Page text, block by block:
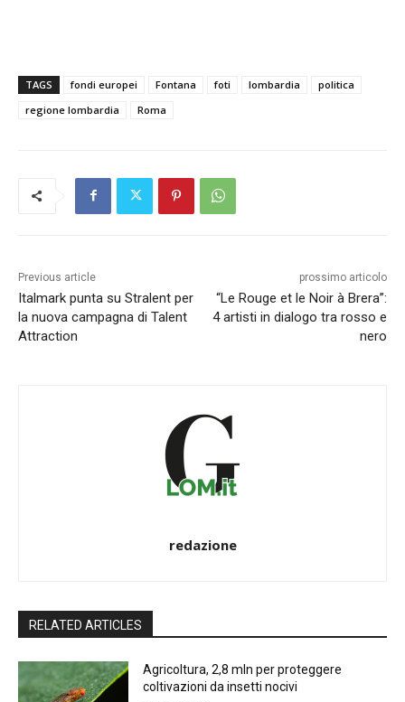
TAGS fondi europei Fontana foti lombardia
politica
regione lombardia
Roma
Previous article
Italmark punta su Stralent per
la nuova campagna di Talent
Attraction
prossimo articolo
“Le Rouge et le Noir à Brera”:
4 artisti in dialogo tra rosso e
nero
redazione
RELATED ARTICLES
Agricoltura, 2,8 mln per proteggere
coltivazioni da insetti nocivi